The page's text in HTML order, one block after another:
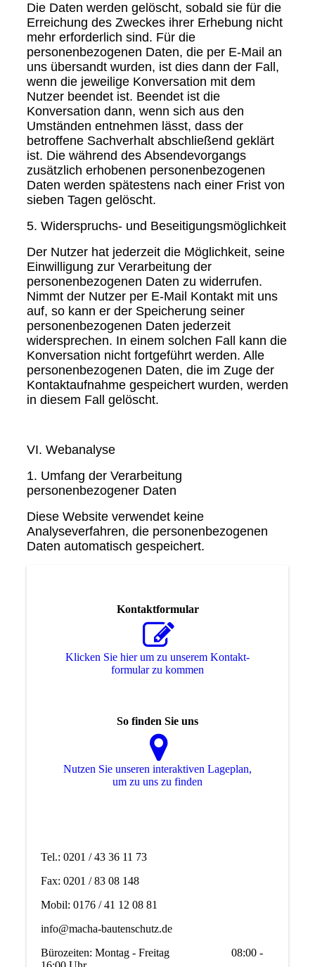
Die Daten werden gelöscht, sobald sie für die
Erreichung des Zweckes ihrer Erhebung nicht
mehr erforderlich sind. Für die
personenbezogenen Daten, die per E-Mail an
uns übersandt wurden, ist dies dann der Fall,
wenn die jeweilige Konversation mit dem
Nutzer beendet ist. Beendet ist die
Konversation dann, wenn sich aus den
Umständen entnehmen lässt, dass der
betroffene Sachverhalt abschließend geklärt
ist. Die während des Absendevorgangs
zusätzlich erhobenen personenbezogenen
Daten werden spätestens nach einer Frist von
sieben Tagen gelöscht.
5. Widerspruchs- und Beseitigungsmöglichkeit
Der Nutzer hat jederzeit die Möglichkeit, seine
Einwilligung zur Verarbeitung der
personenbezogenen Daten zu widerrufen.
Nimmt der Nutzer per E-Mail Kontakt mit uns
auf, so kann er der Speicherung seiner
personenbezogenen Daten jederzeit
widersprechen. In einem solchen Fall kann die
Konversation nicht fortgeführt werden. Alle
personenbezogenen Daten, die im Zuge der
Kontaktaufnahme gespeichert wurden, werden
in diesem Fall gelöscht.
VI. Webanalyse
1. Umfang der Verarbeitung
personenbezogener Daten
Diese Website verwendet keine
Analyseverfahren, die personenbezogenen
Daten automatisch gespeichert.
Kontaktformular
Klicken Sie hier um zu unserem Kon­takt­
for­mu­lar zu kommen
So finden Sie uns
Nutzen Sie unseren interaktiven La­ge­plan,
um zu uns zu finden
Tel.: 0201 / 43 36 11 73
Fax: 0201 / 83 08 148
Mobil: 0176 / 41 12 08 81
info@macha-bautenschutz.de
Bürozeiten: Montag - Freitag 08:00 -